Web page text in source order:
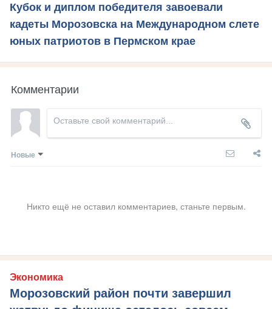
Кубок и диплом победителя завоевали
кадеты Морозовска на Международном слете
юных патриотов в Пермском крае
Комментарии
Новые
Никто ещё не оставил комментариев, станьте первым.
Экономика
Морозовский район почти завершил